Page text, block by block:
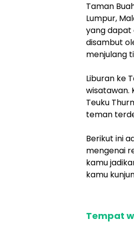
Taman
Lumpur,
yang dapat
disambut
menjulang
Liburan ke
wisatawan.
Teuku
teman
Berikut ini
mengenai
kamu
kamu
Tempat